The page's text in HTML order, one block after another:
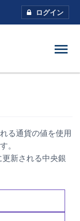
ログイン
る通貨の値を使用
。
新される中央銀